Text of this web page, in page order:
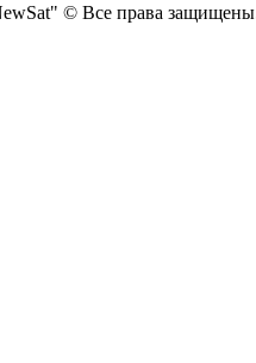
© Все права